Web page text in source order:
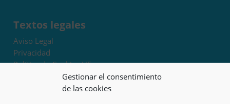
Gestionar el consentimiento
de las cookies
Textos legales
Aviso Legal
Privacidad
Política de Cookies UE
Términos y condiciones
Exoneración de responsabilidad